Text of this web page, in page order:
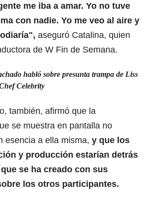
me iba a amar. Yo no tuve
con nadie. Yo me veo al aire y
aseguró Catalina, quien
de W Fin de Semana.
habló sobre presunta trampa de Liss
Celebrity
también, afirmó que la
se muestra en pantalla no
esencia a ella misma, y que los
y producción estarían detrás
se ha creado con sus
los otros participantes.